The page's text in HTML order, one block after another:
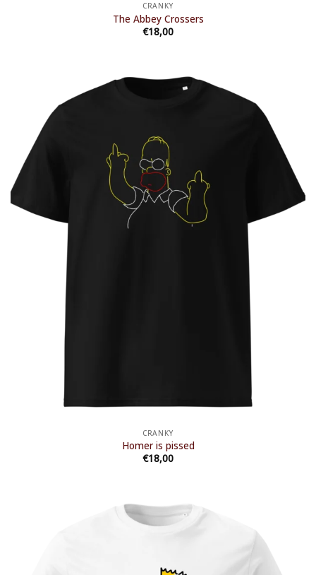
CRANKY
The Abbey Crossers
€18,00
CRANKY
Homer is pissed
€18,00